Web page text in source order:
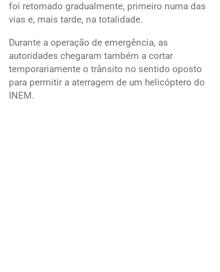
foi retomado gradualmente, primeiro numa das
vias e, mais tarde, na totalidade.
Durante a operação de emergência, as
autoridades chegaram também a cortar
temporariamente o trânsito no sentido oposto
para permitir a aterragem de um helicóptero do
INEM.